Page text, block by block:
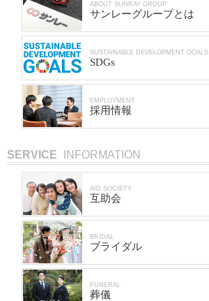
ABOUT SUNRAY GROUP
サンレーグループとは
SUSTAINABLE DEVELOPMENT GOALS
SDGs
EMPLOYMENT
採用情報
SERVICE INFORMATION
AID SOCIETY
互助会
BRIDAL
ブライダル
FUNERAL
葬儀